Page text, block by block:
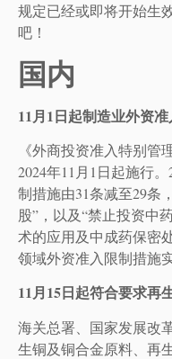
规定已经或即将开始生
吧！
国内
11月1日起制造业外资
《外商投资准入特别管
2024年11月1日起施行
制措施由31条减至29条
股”，以及“禁止投资中
术的应用及中成药保密
领域外资准入限制措施实
11月15日起符合要求再
海关总署、国家发展改
生铜及铜合金原料、再